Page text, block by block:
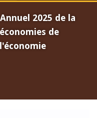
2025 de la
de